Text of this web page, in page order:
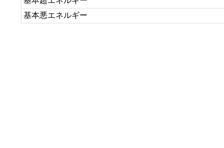
基本悪エネルギー